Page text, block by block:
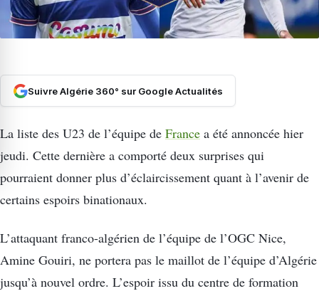
Suivre Algérie 360° sur Google Actualités
La liste des U23 de l’équipe de France a été annoncée hier
jeudi. Cette dernière a comporté deux surprises qui
pourraient donner plus d’éclaircissement quant à l’avenir de
certains espoirs binationaux.
L’attaquant franco-algérien de l’équipe de l’OGC Nice,
Amine Gouiri, ne portera pas le maillot de l’équipe d’Algérie
jusqu’à nouvel ordre. L’espoir issu du centre de formation